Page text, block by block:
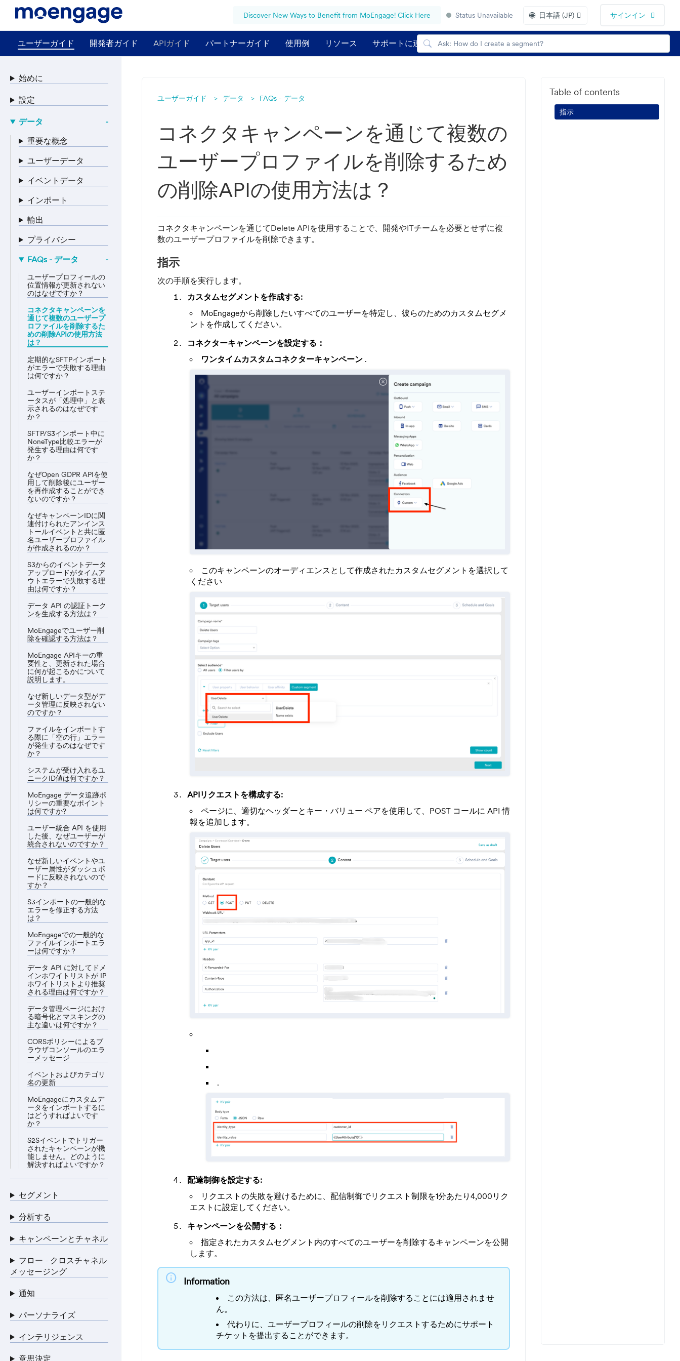
Discover New Ways to Benefit from MoEngage! Click Here Status Unavailable 🌐 日本語 (JP) サインイン
ユーザーガイド 開発者ガイド APIガイド パートナーガイド 使用例 リソース サポートに連絡する
ユーザーガイド データ FAQs - データ
コネクタキャンペーンを通じて複数の
ユーザープロファイルを削除するため
の削除APIの使用方法は？
コネクタキャンペーンを通じてDelete APIを使用することで、開発やITチームを必要とせずに複
数のユーザープロファイルを削除できます。
指示
次の手順を実行します。
カスタムセグメントを作成する:
MoEngageから削除したいすべてのユーザーを特定し、彼らのためのカスタムセグメ
ントを作成してください。
コネクターキャンペーンを設定する：
ワンタイムカスタムコネクターキャンペーン .
このキャンペーンのオーディエンスとして作成されたカスタムセグメントを選択して
ください
APIリクエストを構成する:
ページに、適切なヘッダーとキー・バリュー ペアを使用して、POST コールに API 情
報を追加します。
.
配達制御を設定する:
リクエストの失敗を避けるために、配信制御でリクエスト制限を1分あたり4,000リク
エストに設定してください。
キャンペーンを公開する：
指定されたカスタムセグメント内のすべてのユーザーを削除するキャンペーンを公開
します。
info Information
この方法は、匿名ユーザープロフィールを削除することには適用されませ
ん。
代わりに、ユーザープロフィールの削除をリクエストするためにサポート
チケットを提出することができます。
Table of contents
指示
始めに
設定
データ
重要な概念
ユーザーデータ
イベントデータ
インポート
輸出
プライバシー
FAQs - データ
ユーザープロフィールの
位置情報が更新されない
のはなぜですか？
コネクタキャンペーンを
通じて複数のユーザープ
ロファイルを削除するた
めの削除APIの使用方法
は？
定期的なSFTPインポート
がエラーで失敗する理由
は何ですか？
ユーザーインポートステ
ータスが「処理中」と表
示されるのはなぜです
か？
SFTP/S3インポート中に
NoneType比較エラーが
発生する理由は何です
か？
なぜOpen GDPR APIを使
用して削除後にユーザー
を再作成することができ
ないのですか？
なぜキャンペーンIDに関
連付けられたアンインス
トールイベントと共に匿
名ユーザープロファイル
が作成されるのか？
S3からのイベントデータ
アップロードがタイムア
ウトエラーで失敗する理
由は何ですか？
データ API の認証トーク
ンを生成する方法は？
MoEngageでユーザー削
除を確認する方法は？
MoEngage APIキーの重
要性と、更新された場合
に何が起こるかについて
説明します。
なぜ新しいデータ型がデ
ータ管理に反映されない
のですか？
ファイルをインポートす
る際に「空の行」エラー
が発生するのはなぜです
か？
システムが受け入れるユ
ニークID値は何ですか？
MoEngage データ追跡ポ
リシーの重要なポイント
は何ですか?
ユーザー統合 API を使用
した後、なぜユーザーが
統合されないのですか？
なぜ新しいイベントやユ
ーザー属性がダッシュボ
ードに反映されないので
すか？
S3インポートの一般的な
エラーを修正する方法
は？
MoEngageでの一般的な
ファイルインポートエラ
ーは何ですか？
データ API に対してドメ
インホワイトリストが IP
ホワイトリストより推奨
される理由は何ですか？
データ管理ページにおけ
る暗号化とマスキングの
主な違いは何ですか？
CORSポリシーによるブ
ラウザコンソールのエラ
ーメッセージ
イベントおよびカテゴリ
名の更新
MoEngageにカスタムデ
ータをインポートするに
はどうすればよいです
か？
S2Sイベントでトリガー
されたキャンペーンが機
能しません。どのように
解決すればよいですか？
セグメント
分析する
キャンペーンとチャネル
フロー - クロスチャネル
メッセージング
通知
パーソナライズ
インテリジェンス
意思決定